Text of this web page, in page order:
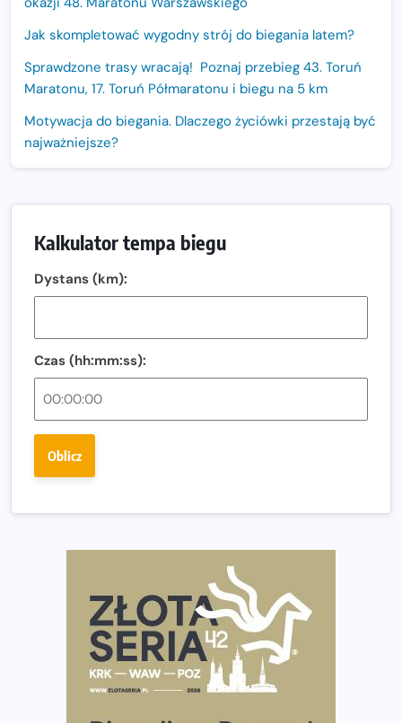
Jak skompletować wygodny strój do biegania latem?
Sprawdzone trasy wracają! Poznaj przebieg 43. Toruń
Maratonu, 17. Toruń Półmaratonu i biegu na 5 km
Motywacja do biegania. Dlaczego życiówki przestają być
najważniejsze?
Sprawdzony przebieg i profil stworzony do szybkiego
biegania
Amazfit Balance 3: Kompleksowe narzędzie dla biegacza
i zawodnika Hyrox?
Regeneracja w bieganiu. Co warto o niej wiedzieć?
Ostatnie wolne miejsca na jubileuszowy Bieg
dniu.
wybiera wyzwanie trzech największych maratonów w
Praska 5k Run gospodarzem Mistrzostw Polski
Największy Bieg Powstania Warszawskiego w historii.
Ponad 12 tysięcy uczestników pobiegło dla Bohaterów!
Tętno vs tempo – czym kierować się w bieganiu?
Co ma dużo białka? Produkty, które warto włączyć do
Kalkulator tempa biegu
Dystans (km):
Czas (hh:mm:ss):
Oblicz